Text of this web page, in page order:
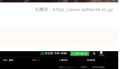
引用元：https://www.softex-kk.co.jp/